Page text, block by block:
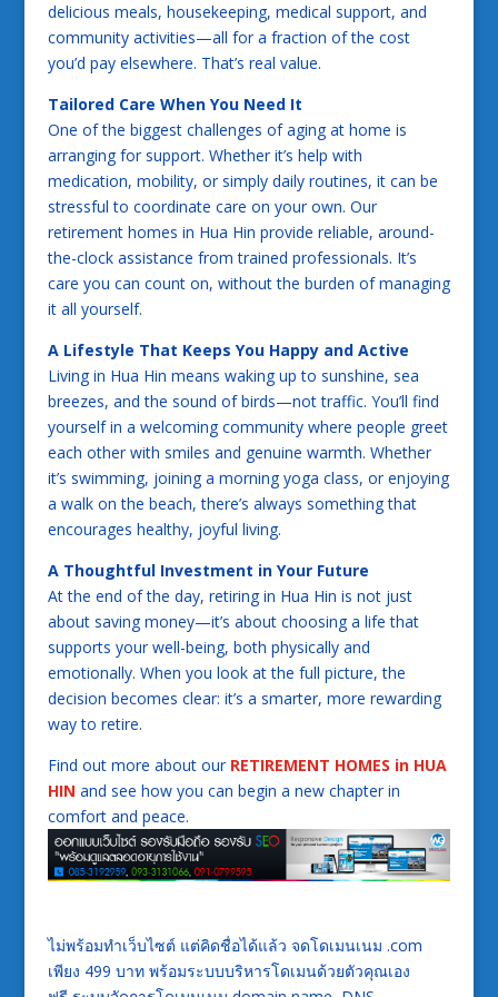
delicious meals, housekeeping, medical support, and
community activities—all for a fraction of the cost
you’d pay elsewhere. That’s real value.
Tailored Care When You Need It
One of the biggest challenges of aging at home is
arranging for support. Whether it’s help with
medication, mobility, or simply daily routines, it can be
stressful to coordinate care on your own. Our
retirement homes in Hua Hin provide reliable, around-
the-clock assistance from trained professionals. It’s
care you can count on, without the burden of managing
it all yourself.
A Lifestyle That Keeps You Happy and Active
Living in Hua Hin means waking up to sunshine, sea
breezes, and the sound of birds—not traffic. You’ll find
yourself in a welcoming community where people greet
each other with smiles and genuine warmth. Whether
it’s swimming, joining a morning yoga class, or enjoying
a walk on the beach, there’s always something that
encourages healthy, joyful living.
A Thoughtful Investment in Your Future
At the end of the day, retiring in Hua Hin is not just
about saving money—it’s about choosing a life that
supports your well-being, both physically and
emotionally. When you look at the full picture, the
decision becomes clear: it’s a smarter, more rewarding
way to retire.
Find out more about our RETIREMENT HOMES in HUA
HIN and see how you can begin a new chapter in
comfort and peace.
ไม่พร้อมทำเว็บไซต์ แต่คิดชื่อได้แล้ว จดโดเมนเนม .com
เพียง 499 บาท พร้อมระบบบริหารโดเมนด้วยตัวคุณเอง